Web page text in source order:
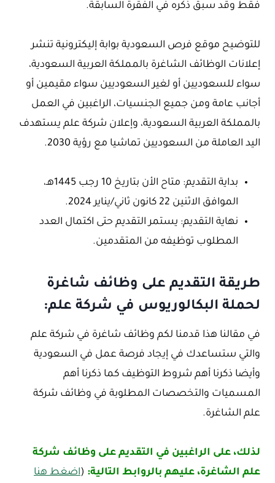
فقط وقد سبق ذكره في الفقرة السابقة.
للتوضيح موقع فرص السعودية بوابة إليكترونية تنشر
إعلانات الوظائف الشاغرة بالمملكة العربية السعودية،
سواء للسعوديين أو لغير السعوديين سواء مقيمين أو
أجانب عامة ومن جميع الجنسيات، الراغبين في العمل
بالمملكة العربية السعودية، وإعلان شركة علم يستهدف
اليد العاملة من السعوديين تماشيا مع رؤية 2030.
بداية التقديم: متاح الأن بتاريخ 10 رجب 1445هـ،
الموافق الاثنين 22 كانون ثاني/يناير 2024.
نهاية التقديم: يستمر التقديم حتى اكتمال العدد
المطلوب توظيفه من المتقدمين.
طريقة التقديم على وظائف شاغرة
لحملة البكالوريوس في شركة علم:
في مقالنا هذا قدمنا لكم وظائف شاغرة في شركة علم
والتي ستساعدك في إيجاد فرصة عمل في السعودية
وأيضا ذكرنا أهم شروط التوظيف كما ذكرنا أهم
المسميات والتخصصات المطلوبة في وظائف شركة
علم الشاغرة.
لذلك، على الراغبين في التقديم على وظائف شركة
علم الشاغرة، عليهم بالروابط التالية: (اضغط هنا